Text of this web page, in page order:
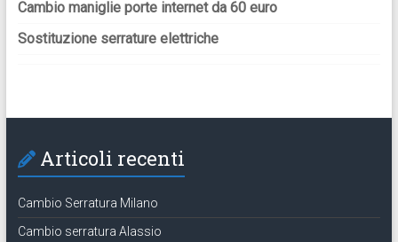
Cambio maniglie porte internet da 60 euro
Sostituzione serrature elettriche
Articoli recenti
Cambio Serratura Milano
Cambio serratura Alassio